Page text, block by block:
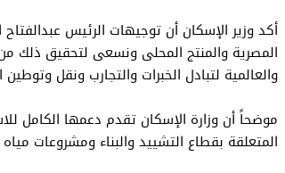
أكد وزير الإسكان أن توجيهات الرئيس
المصرية والمنتج المحلى ونسعى لتحقيق ذلك
والعالمية لتبادل الخبرات والتجارب ونقل وتوطين
موضحاً أن وزارة الإسكان تقدم دعمها الكامل
المتعلقة بقطاع التشييد والبناء ومشروعات